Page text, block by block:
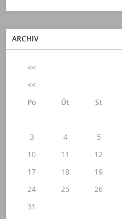
ARCHIV
<<
<<
Po
Út St
3
4 5
10
11 12
17
18 19
24
25 26
31